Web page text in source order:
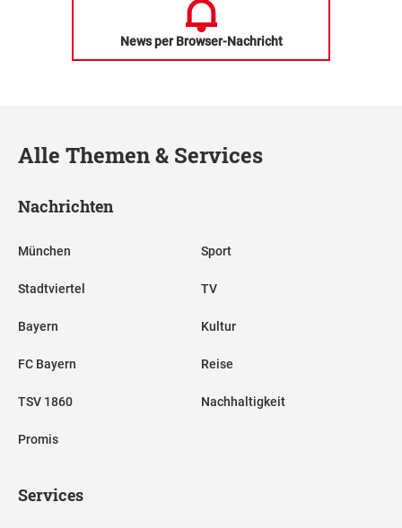
News per Browser-Nachricht
Alle Themen & Services
Nachrichten
München
Stadtviertel
Bayern
FC Bayern
TSV 1860
Promis
Sport
TV
Kultur
Reise
Nachhaltigkeit
Services